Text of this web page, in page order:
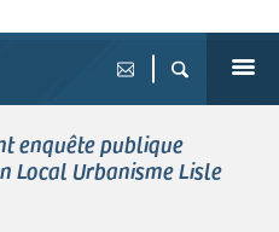
enquête publique
Local Urbanisme Lisle